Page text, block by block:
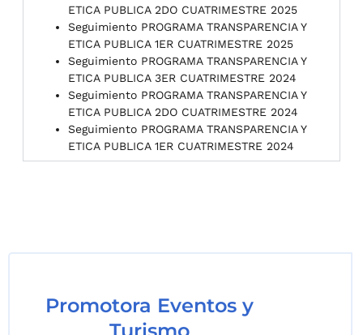
ETICA PUBLICA 2DO CUATRIMESTRE 2025
Seguimiento PROGRAMA TRANSPARENCIA Y
ETICA PUBLICA 1ER CUATRIMESTRE 2025
Seguimiento PROGRAMA TRANSPARENCIA Y
ETICA PUBLICA 3ER CUATRIMESTRE 2024
Seguimiento PROGRAMA TRANSPARENCIA Y
ETICA PUBLICA 2DO CUATRIMESTRE 2024
Seguimiento PROGRAMA TRANSPARENCIA Y
ETICA PUBLICA 1ER CUATRIMESTRE 2024
Promotora Eventos y
Turismo